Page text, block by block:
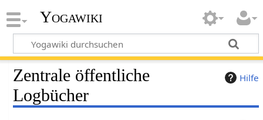
Yogawiki
Hilfe
Zentrale öffentliche
Logbücher